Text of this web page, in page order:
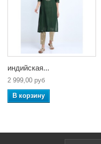
индийская...
2 999,00 руб
В корзину